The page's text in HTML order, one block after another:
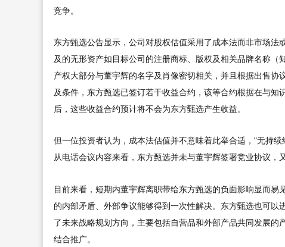
竞争。
东方甄选公告显示，公司对股权估值采用了成本法而非市场
及的无形资产如目标公司的注册商标、版权及相关品牌名称
产权大部分与董宇辉的名字及肖像密切相关，并且根据出售
及条件，东方甄选已签订若干收益合约，该等合约根据在与
后，这些收益合约预计将不会为东方甄选产生收益。
但一位投资者认为，成本法估值并不意味着此举合适，"无持
从电话会议内容来看，东方甄选并未与董宇辉签署竞业协议，
目前来看，短期内董宇辉离职带给东方甄选的负面影响显而
的内部矛盾、外部争议能够得到一次性解决。东方甄选也可
了未来战略规划方向，主要包括自营品和外部产品共同发展
结合推广。